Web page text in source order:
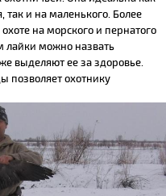
так и на маленького. Более
на морского и пернатого
лайки можно назвать
выделяют ее за здоровье.
позволяет охотнику